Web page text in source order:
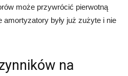
może przywrócić pierwotną
były już zużyte i nie
na